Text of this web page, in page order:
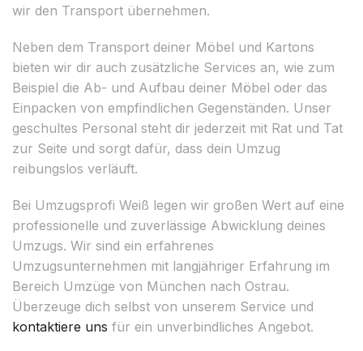
wir den Transport übernehmen.
Neben dem Transport deiner Möbel und Kartons
bieten wir dir auch zusätzliche Services an, wie zum
Beispiel die Ab- und Aufbau deiner Möbel oder das
Einpacken von empfindlichen Gegenständen. Unser
geschultes Personal steht dir jederzeit mit Rat und Tat
zur Seite und sorgt dafür, dass dein Umzug
reibungslos verläuft.
Bei Umzugsprofi Weiß legen wir großen Wert auf eine
professionelle und zuverlässige Abwicklung deines
Umzugs. Wir sind ein erfahrenes
Umzugsunternehmen mit langjähriger Erfahrung im
Bereich Umzüge von München nach Ostrau.
Überzeuge dich selbst von unserem Service und
kontaktiere uns für ein unverbindliches Angebot.